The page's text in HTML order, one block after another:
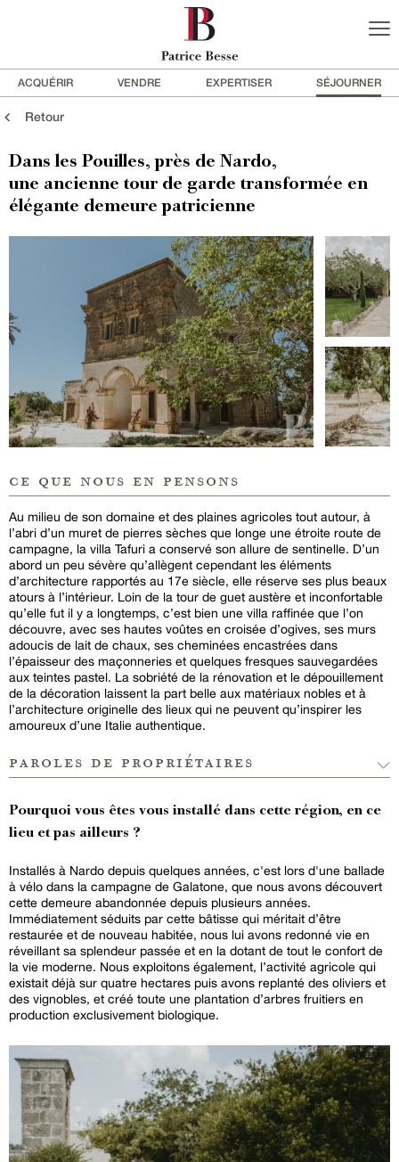
ACQUÉRIR VENDRE EXPERTISER SÉJOURNER
Retour
Dans les Pouilles, près de Nardo,
une ancienne tour de garde transformée en
élégante demeure patricienne
ce que nous en pensons
Au milieu de son domaine et des plaines agricoles tout autour, à
l’abri d’un muret de pierres sèches que longe une étroite route de
campagne, la villa Tafuri a conservé son allure de sentinelle. D’un
abord un peu sévère qu’allègent cependant les éléments
d’architecture rapportés au 17e siècle, elle réserve ses plus beaux
atours à l’intérieur. Loin de la tour de guet austère et inconfortable
qu’elle fut il y a longtemps, c’est bien une villa raffinée que l’on
découvre, avec ses hautes voûtes en croisée d’ogives, ses murs
adoucis de lait de chaux, ses cheminées encastrées dans
l’épaisseur des maçonneries et quelques fresques sauvegardées
aux teintes pastel. La sobriété de la rénovation et le dépouillement
de la décoration laissent la part belle aux matériaux nobles et à
l’architecture originelle des lieux qui ne peuvent qu’inspirer les
amoureux d’une Italie authentique.
paroles de propriétaires
Pourquoi vous êtes vous installé dans cette région, en ce
lieu et pas ailleurs ?
Installés à Nardo depuis quelques années, c'est lors d'une ballade
à vélo dans la campagne de Galatone, que nous avons découvert
cette demeure abandonnée depuis plusieurs années.
Immédiatement séduits par cette bâtisse qui méritait d’être
restaurée et de nouveau habitée, nous lui avons redonné vie en
réveillant sa splendeur passée et en la dotant de tout le confort de
la vie moderne. Nous exploitons également, l’activité agricole qui
existait déjà sur quatre hectares puis avons replanté des oliviers et
des vignobles, et créé toute une plantation d’arbres fruitiers en
production exclusivement biologique.